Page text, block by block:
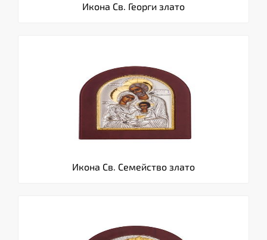
Икона Св. Георги злато
Икона Св. Семейство злато